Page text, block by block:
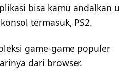
bisa kamu andalkan
termasuk, PS2.
game-game populer
dari browser.